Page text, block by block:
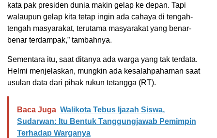
kata pak presiden dunia makin gelap ke depan. Tapi
walaupun gelap kita tetap ingin ada cahaya di tengah-
tengah masyarakat, terutama masyarakat yang benar-
benar terdampak,” tambahnya.
Sementara itu, saat ditanya ada warga yang tak terdata.
Helmi menjelaskan, mungkin ada kesalahpahaman saat
usulan data dari pihak rukun tetangga (RT).
Baca Juga Walikota Tebus Ijazah Siswa,
Sudarwan: Itu Bentuk Tanggungjawab Pemimpin
Terhadap Warganya